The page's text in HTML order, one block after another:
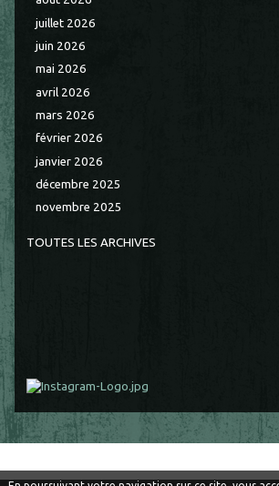
juillet 2026
juin 2026
mai 2026
avril 2026
mars 2026
février 2026
janvier 2026
décembre 2025
novembre 2025
TOUTES LES ARCHIVES